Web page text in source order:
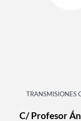
TRANSMISIONES
C/ Profesor